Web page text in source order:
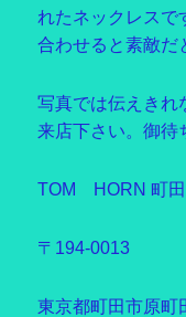
れたネックレスで
合わせると素敵だ
写真では伝えきれ
来店下さい。御待
TOM HORN 町
〒194-0013
東京都町田市原町